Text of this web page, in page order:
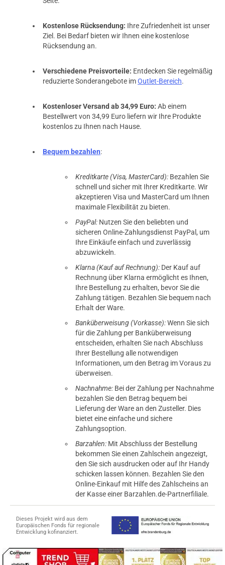
Kostenlose Rücksendung: Ihre Zufriedenheit ist unser
Ziel. Bei Bedarf bieten wir Ihnen eine kostenlose
Rücksendung an.
Verschiedene Preisvorteile: Entdecken Sie regelmäßig
reduzierte Sonderangebote imOutlet-Bereich.
Kostenloser Versand ab 34,99 Euro: Ab einem
Bestellwert von 34,99 Euro liefern wir Ihre Produkte
kostenlos zu Ihnen nach Hause.
Bequem bezahlen:
Kreditkarte (Visa, MasterCard): Bezahlen Sie
schnell und sicher mit Ihrer Kreditkarte. Wir
akzeptieren Visa und MasterCard um Ihnen
maximale Flexibilität zu bieten.
PayPal: Nutzen Sie den beliebten und
sicheren Online-Zahlungsdienst PayPal, um
Ihre Einkäufe einfach und zuverlässig
abzuwickeln.
Klarna (Kauf auf Rechnung): Der Kauf auf
Rechnung über Klarna ermöglicht es Ihnen,
Ihre Bestellung zu erhalten, bevor Sie die
Zahlung tätigen. Bezahlen Sie bequem nach
Erhalt der Ware.
Banküberweisung (Vorkasse):Wenn Sie sich
für die Zahlung per Banküberweisung
entscheiden, erhalten Sie nach Abschluss
Ihrer Bestellung alle notwendigen
Informationen, um den Betrag im Voraus zu
überweisen.
Nachnahme: Bei der Zahlung per Nachnahme
bezahlen Sie den Betrag bequem bei
Lieferung der Ware an den Zusteller. Dies
bietet eine einfache und sichere
Zahlungsoption.
Barzahlen: Mit Abschluss der Bestellung
bekommen Sie einen Zahlschein angezeigt,
den Sie sich ausdrucken oder auf Ihr Handy
schicken lassen können. Bezahlen Sie den
Online-Einkauf mit Hilfe des Zahlscheins an
der Kasse einer Barzahlen.de-Partnerfiliale.
Dieses Projekt wird aus dem
Europäischen Fonds für regionale
Entwicklung kofinanziert.